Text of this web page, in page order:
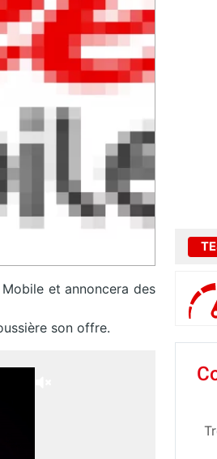
et annoncera des
son offre.